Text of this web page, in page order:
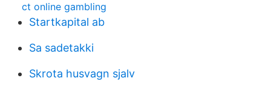
ct online gambling
Startkapital ab
Sa sadetakki
Skrota husvagn sjalv